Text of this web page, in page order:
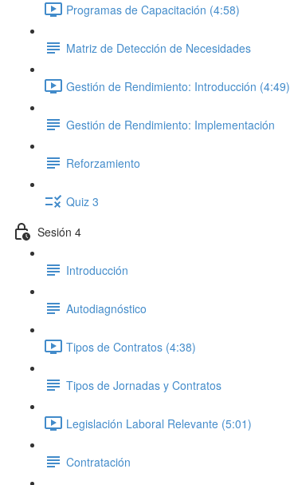
Programas de Capacitación (4:58)
Matriz de Detección de Necesidades
Gestión de Rendimiento: Introducción (4:49)
Gestión de Rendimiento: Implementación
Reforzamiento
Quiz 3
Sesión 4
Introducción
Autodiagnóstico
Tipos de Contratos (4:38)
Tipos de Jornadas y Contratos
Legislación Laboral Relevante (5:01)
Contratación